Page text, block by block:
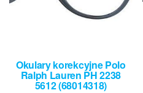
Okulary korekcyjne Polo
Ralph Lauren PH 2238
5612 (68014318)